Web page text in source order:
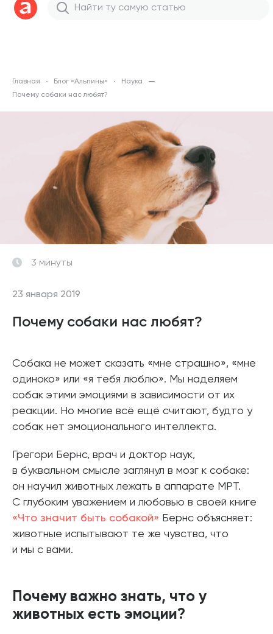
Главная Блог «Альпины»
Наука
Почему собаки нас любят?
23 января 2019
3 минуты
Почему собаки нас любят?
Собака не может сказать «мне страшно», «мне
одиноко» или «я тебя люблю». Мы наделяем
собак этими эмоциями в зависимости от их
реакции. Но многие всё ещё считают, будто у
собак нет эмоционального интеллекта.
Грегори Бернс, врач и доктор наук,
в буквальном смысле заглянул в мозг к собаке:
он научил животных лежать в аппарате МРТ.
С глубоким уважением и любовью в своей книге
«Что значит быть собакой» Бернс объясняет:
животные испытывают те же чувства, что
и мы с вами.
Почему важно знать, что у
животных есть эмоции?